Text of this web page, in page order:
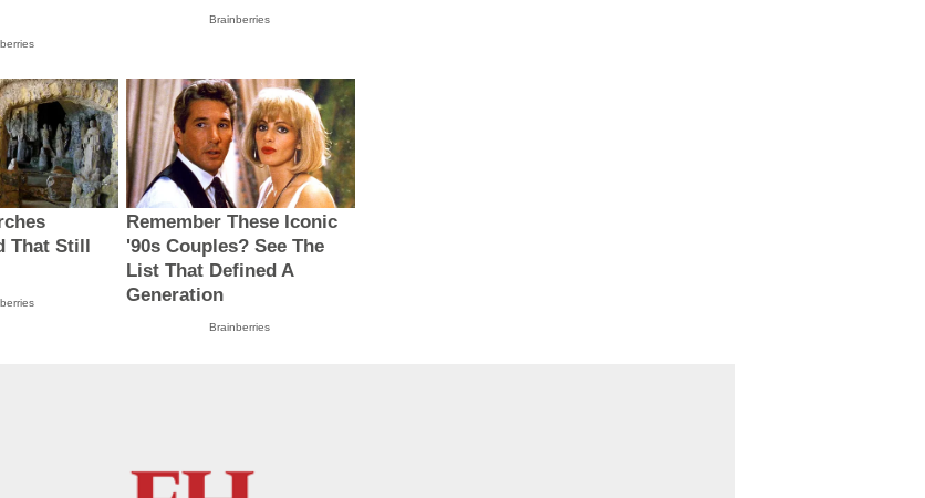
Brainberries
That Still
Remember These Iconic
'90s Couples? See The
List That Defined A
Generation
Brainberries